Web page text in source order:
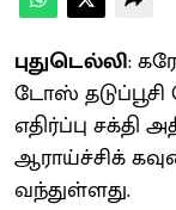
புதுடெல்லி:
டோஸ்
எதிர்ப்பு சக்தி
ஆராய்ச்சிக்
வந்துள்ளது.